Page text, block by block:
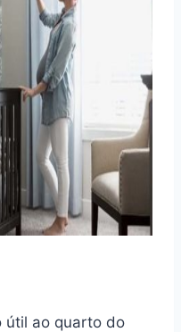
útil ao quarto do